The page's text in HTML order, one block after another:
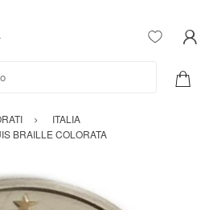
ITALIA
BRAILLE COLORATA